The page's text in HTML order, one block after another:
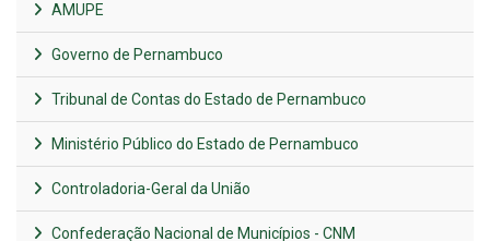
AMUPE
Governo de Pernambuco
Tribunal de Contas do Estado de Pernambuco
Ministério Público do Estado de Pernambuco
Controladoria-Geral da União
Confederação Nacional de Municípios - CNM